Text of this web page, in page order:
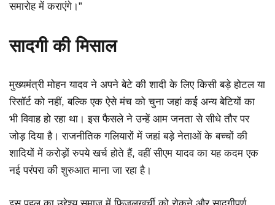
समारोह में कराएंगे।”
सादगी की मिसाल
मुख्यमंत्री मोहन यादव ने अपने बेटे की शादी के लिए किसी बड़े होटल या
रिसॉर्ट को नहीं, बल्कि एक ऐसे मंच को चुना जहां कई अन्य बेटियों का
भी विवाह हो रहा था। इस फैसले ने उन्हें आम जनता से सीधे तौर पर
जोड़ दिया है। राजनीतिक गलियारों में जहां बड़े नेताओं के बच्चों की
शादियों में करोड़ों रुपये खर्च होते हैं, वहीं सीएम यादव का यह कदम एक
नई परंपरा की शुरुआत माना जा रहा है।